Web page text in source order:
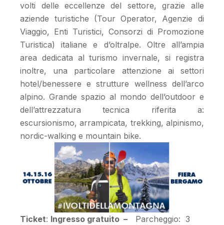
volti delle eccellenze del settore, grazie alle
aziende turistiche (Tour Operator, Agenzie di
Viaggio, Enti Turistici, Consorzi di Promozione
Turistica) italiane e d’oltralpe. Oltre all’ampia
area dedicata al turismo invernale, si registra
inoltre, una particolare attenzione ai settori
hotel/benessere e strutture wellness dell’arco
alpino. Grande spazio al mondo dell’outdoor e
dell’attrezzatura tecnica riferita a:
escursionismo, arrampicata, trekking, alpinismo,
nordic-walking e mountain bike.
Ticket: Ingresso gratuito – Parcheggio: 3